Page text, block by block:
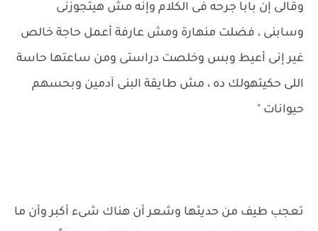
وقالى إن بابا جرحه فى الكلام وإنه مش هيتجوزنى
وسابنى ، فضلت منهارة ومش عارفة أعمل حاجة خالص
غير إنى أعيط وبس وخلصت دراستى ومن ساعتها حاسة
اللى حكيتهولك ده ، مش طايقة البنى آدمين وبحسهم
حيوانات "
تعجب طيف من حديثها وشعر أن هناك شىء أكبر وأن ما